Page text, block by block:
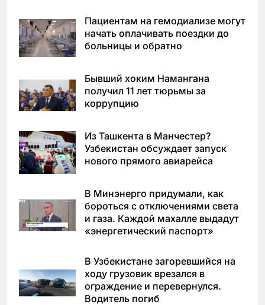
Пациентам на гемодиализе могут
начать оплачивать поездки до
больницы и обратно
Бывший хоким Намангана
получил 11 лет тюрьмы за
коррупцию
Из Ташкента в Манчестер?
Узбекистан обсуждает запуск
нового прямого авиарейса
В Минэнерго придумали, как
бороться с отключениями света
и газа. Каждой махалле выдадут
«энергетический паспорт»
В Узбекистане загоревшийся на
ходу грузовик врезался в
ограждение и перевернулся.
Водитель погиб